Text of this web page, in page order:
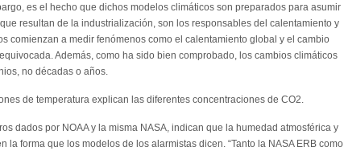
es el hecho que dichos modelos climáticos son preparados para asumir
resultan de la industrialización, son los responsables del calentamiento y
comienzan a medir fenómenos como el calentamiento global y el cambio
Además, como ha sido bien comprobado, los cambios climáticos
no décadas o años.
de temperatura explican las diferentes concentraciones de CO2.
dados por NOAA y la misma NASA, indican que la humedad atmosférica y
la forma que los modelos de los alarmistas dicen. “Tanto la NASA ERB como